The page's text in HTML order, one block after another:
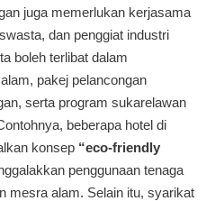
juga memerlukan kerjasama
dan penggiat industri
boleh terlibat dalam
pakej pelancongan
serta program sukarelawan
beberapa hotel di
konsep “eco-friendly
penggunaan tenaga
mesra alam. Selain itu, syarikat